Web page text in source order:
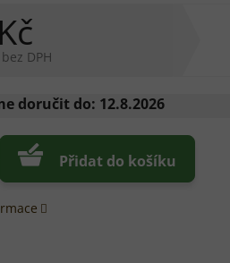
DPH
doručit do: 12.8.2026
Přidat do košíku